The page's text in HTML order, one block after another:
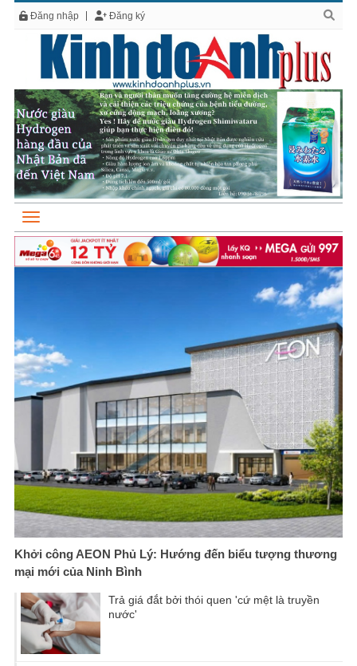
Đăng nhập Đăng ký
Khởi công AEON Phủ Lý: Hướng đến biểu tượng thương
mại mới của Ninh Bình
Trả giá đắt bởi thói quen 'cứ mệt là truyền
nước'